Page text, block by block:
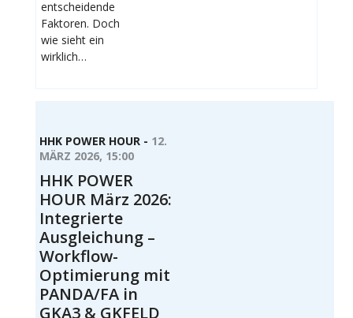
entscheidende
Faktoren. Doch
wie sieht ein
wirklich…
HHK POWER HOUR - 12.
MÄRZ 2026, 15:00
HHK POWER
HOUR März 2026:
Integrierte
Ausgleichung –
Workflow-
Optimierung mit
PANDA/FA in
GKA3 & GKFELD